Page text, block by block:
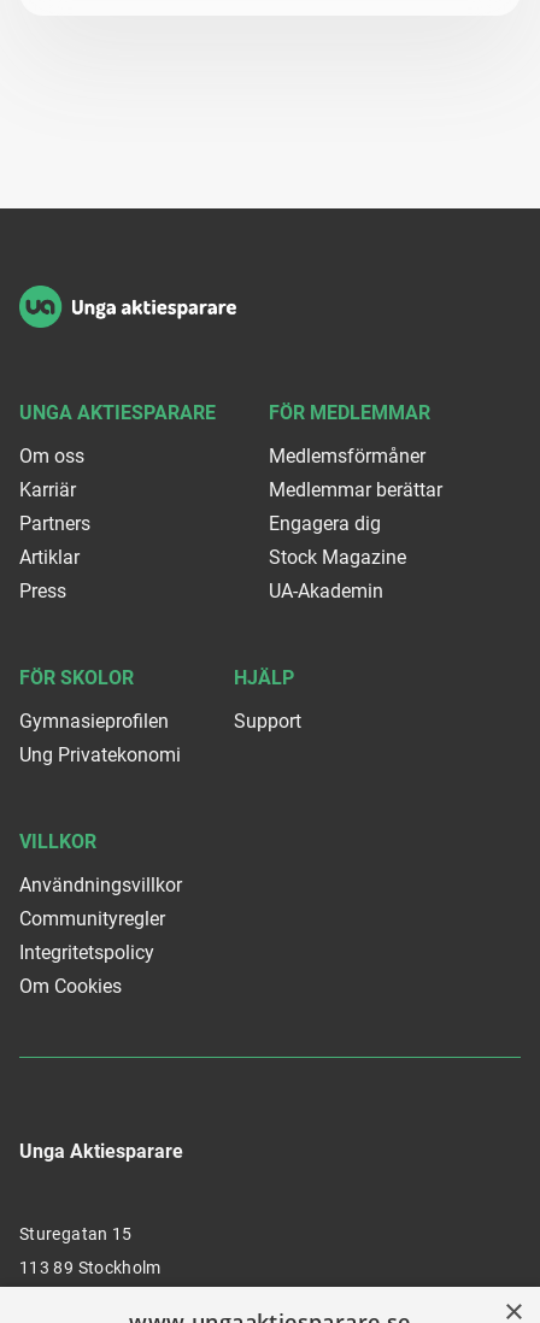
Unga Aktiesparare
Sturegatan 15
113 89 Stockholm
UNGA AKTIESPARARE
Om oss
Karriär
Partners
Artiklar
Press
FÖR MEDLEMMAR
Medlemsförmåner
Medlemmar berättar
Engagera dig
Stock Magazine
UA-Akademin
FÖR SKOLOR
Gymnasieprofilen
Ung Privatekonomi
HJÄLP
Support
VILLKOR
Användningsvillkor
Communityregler
Integritetspolicy
Om Cookies
×